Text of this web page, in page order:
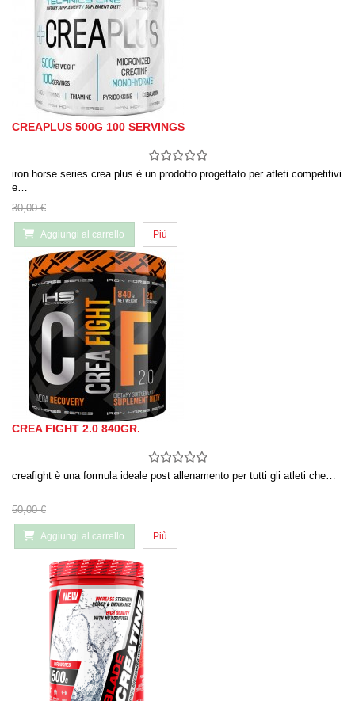
CREAPLUS 500G 100 SERVINGS
iron horse series crea plus è un prodotto progettato per atleti competitivi
e…
30,00 €
Aggiungi al carrello Più
CREA FIGHT 2.0 840GR.
creafight è una formula ideale post allenamento per tutti gli atleti che…
50,00 €
Aggiungi al carrello Più